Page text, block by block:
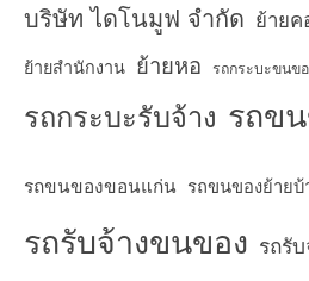
บริษัท ไดโนมูฟ จำกัด ย้ายค
ย้ายสำนักงาน ย้ายหอ รถกระบะขนขอ
รถกระบะรับจ้าง รถข
รถขนของขอนแก่น รถขนของย้ายบ้
รถรับจ้างขนของ รถรั